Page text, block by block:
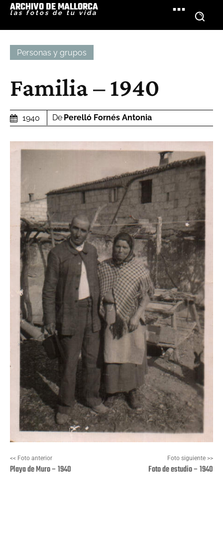
ARCHIVO DE MALLORCA
las fotos de tu vida
Personas y grupos
Familia – 1940
1940 De Perelló Fornés Antonia
<< Foto anterior
Playa de Muro – 1940
Foto siguiente >>
Foto de estudio – 1940